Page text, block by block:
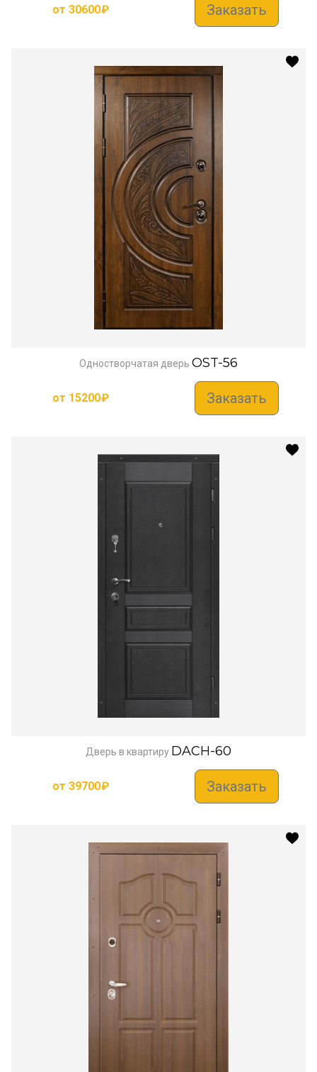
от 30600₽ Заказать
Одностворчатая дверь OST-56
от 15200₽ Заказать
Дверь в квартиру DACH-60
от 39700₽ Заказать